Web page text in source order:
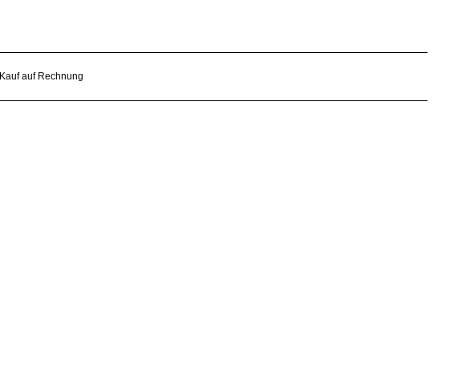
Kauf auf Rechnung